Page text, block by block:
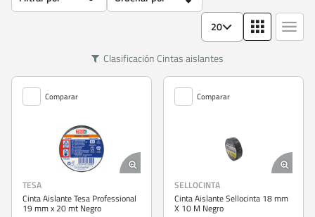
20
Clasificación Cintas aislantes
Comparar
TESA
Cinta Aislante Tesa Professional
19 mm x 20 mt Negro
Comparar
SELLOCINTA
Cinta Aislante Sellocinta 18 mm
X 10 M Negro